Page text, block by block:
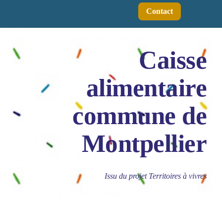
Contact
Caisse
alimentaire
commune de
Montpellier
Issu du projet Territoires à vivres